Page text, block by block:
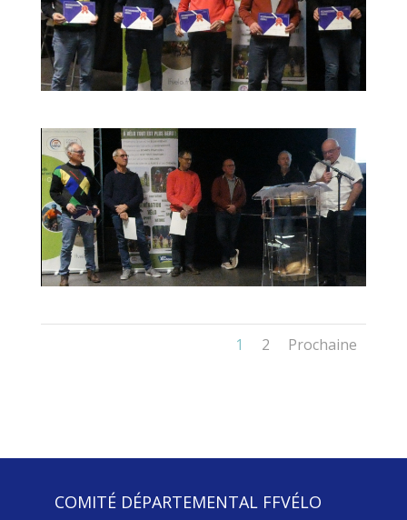
1 2 Prochaine
COMITÉ DÉPARTEMENTAL FFVÉLO